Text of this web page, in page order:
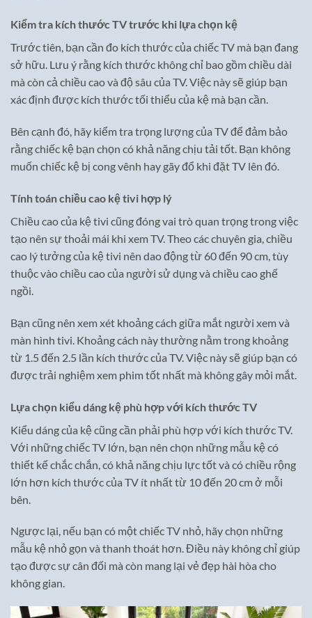
Kiểm tra kích thước TV trước khi lựa chọn kệ
Trước tiên, bạn cần đo kích thước của chiếc TV mà bạn đang
sở hữu. Lưu ý rằng kích thước không chỉ bao gồm chiều dài
mà còn cả chiều cao và độ sâu của TV. Việc này sẽ giúp bạn
xác định được kích thước tối thiểu của kệ mà bạn cần.
Bên cạnh đó, hãy kiểm tra trọng lượng của TV để đảm bảo
rằng chiếc kệ bạn chọn có khả năng chịu tải tốt. Bạn không
muốn chiếc kệ bị cong vênh hay gãy đổ khi đặt TV lên đó.
Tính toán chiều cao kệ tivi hợp lý
Chiều cao của kệ tivi cũng đóng vai trò quan trọng trong việc
tạo nên sự thoải mái khi xem TV. Theo các chuyên gia, chiều
cao lý tưởng của kệ tivi nên dao động từ 60 đến 90 cm, tùy
thuộc vào chiều cao của người sử dụng và chiều cao ghế
ngồi.
Bạn cũng nên xem xét khoảng cách giữa mắt người xem và
màn hình tivi. Khoảng cách này thường nằm trong khoảng
từ 1.5 đến 2.5 lần kích thước của TV. Việc này sẽ giúp bạn có
được trải nghiệm xem phim tốt nhất mà không gây mỏi mắt.
Lựa chọn kiểu dáng kệ phù hợp với kích thước TV
Kiểu dáng của kệ cũng cần phải phù hợp với kích thước TV.
Với những chiếc TV lớn, bạn nên chọn những mẫu kệ có
thiết kế chắc chắn, có khả năng chịu lực tốt và có chiều rộng
lớn hơn kích thước của TV ít nhất từ 10 đến 20 cm ở mỗi
bên.
Ngược lại, nếu bạn có một chiếc TV nhỏ, hãy chọn những
mẫu kệ nhỏ gọn và thanh thoát hơn. Điều này không chỉ giúp
tạo được sự cân đối mà còn mang lại vẻ đẹp hài hòa cho
không gian.